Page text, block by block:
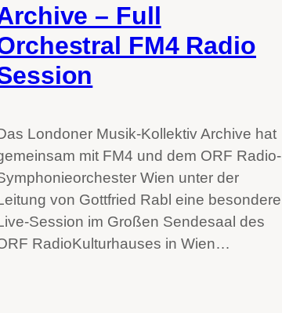
– Full
FM4 Radio
Londoner Musik-Kollektiv Archive hat
mit FM4 und dem ORF Radio-
Wien unter der
von Gottfried Rabl eine besondere
Session im Großen Sendesaal des
RadioKulturhauses in Wien…